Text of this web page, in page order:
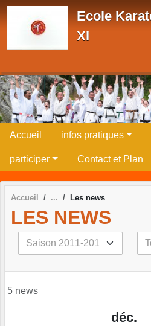
Ecole
XI
Accueil infos pratiques
participer Contact et Plan
Accueil Les news
LES NEWS
5 news
déc.
Panneau de gestion des cookies